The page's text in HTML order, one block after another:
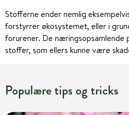
Stofferne ender nemlig
forstyrrer økosystemet, eller i
forurener. De næringsopsamlende
stoffer, som ellers kunne være
Populære tips og tricks